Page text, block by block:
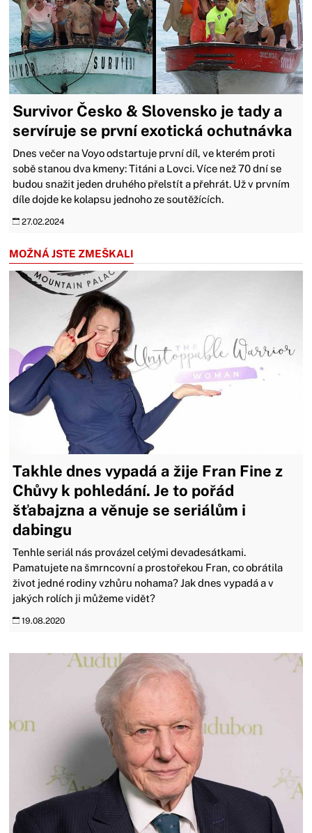
Survivor Česko & Slovensko je tady a
servíruje se první exotická ochutnávka
Dnes večer na Voyo odstartuje první díl, ve kterém proti
sobě stanou dva kmeny: Titáni a Lovci. Více než 70 dní se
budou snažit jeden druhého přelstít a přehrát. Už v prvním
díle dojde ke kolapsu jednoho ze soutěžících.
27.02.2024
MOŽNÁ JSTE ZMEŠKALI
Takhle dnes vypadá a žije Fran Fine z
Chůvy k pohledání. Je to pořád
šťabajzna a věnuje se seriálům i
dabingu
Tenhle seriál nás provázel celými devadesátkami.
Pamatujete na šmrncovní a prostořekou Fran, co obrátila
život jedné rodiny vzhůru nohama? Jak dnes vypadá a v
jakých rolích ji můžeme vidět?
19.08.2020